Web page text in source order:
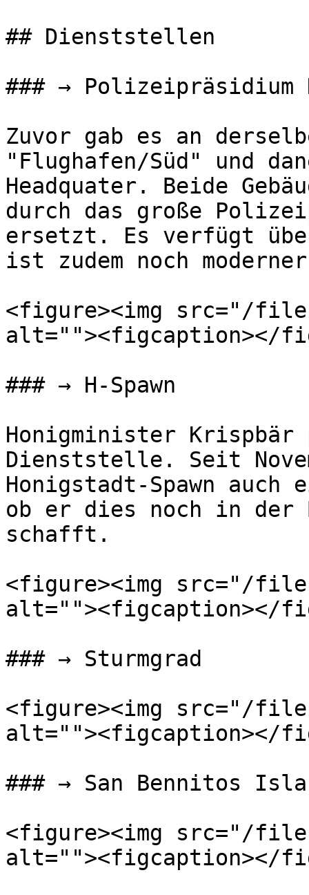
## Dienststellen
### → Polizeipräsidium
Zuvor gab es an
"Flughafen/Süd" und
Headquater. Beide
durch das große
ersetzt. Es verfügt
ist zudem noch
<figure><img src="/files/
alt=""><figcaption></
### → H-Spawn
Honigminister Krispbär
Dienststelle. Seit
Honigstadt-Spawn
ob er dies noch in der
schafft.
<figure><img src="/files/
alt=""><figcaption></
### → Sturmgrad
<figure><img src="/
alt=""><figcaption></
### → San Bennitos
<figure><img src="/files/
alt=""><figcaption></